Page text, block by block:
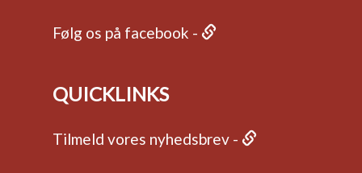
Følg os på facebook -
QUICKLINKS
Tilmeld vores nyhedsbrev -